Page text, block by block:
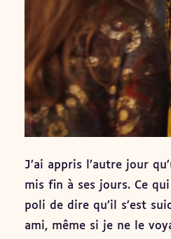
J’ai appris l’autre jour
mis fin à ses jours. Ce
poli de dire qu’il s’est
ami, même si je ne le